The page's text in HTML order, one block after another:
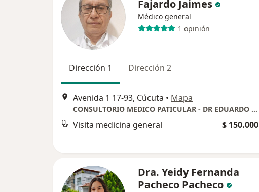
Fajardo Jaimes
Médico general
1 opinión
Dirección 1 Dirección 2
Avenida 1 17-93, Cúcuta • Mapa
CONSULTORIO MEDICO PATICULAR - DR EDUARDO JOSE FAJARDO JAIMES
Visita medicina general $ 150.000
Dra. Yeidy Fernanda
Pacheco Pacheco